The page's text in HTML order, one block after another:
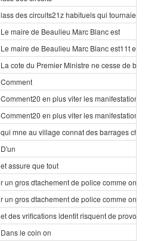
lass des circuits21z habituels qui tournaient
Le maire de Beaulieu Marc Blanc est
Le maire de Beaulieu Marc Blanc est11t en
La cote du Premier Ministre ne cesse de
Comment
Comment20 en plus viter les manifestations
Comment20 en plus viter les
qui mne au village connat des barrages
D'un
et assure que tout
r un gros dtachement de police comme on
r un gros dtachement de police comme on
et des vrifications identit risquent de
Dans le coin on